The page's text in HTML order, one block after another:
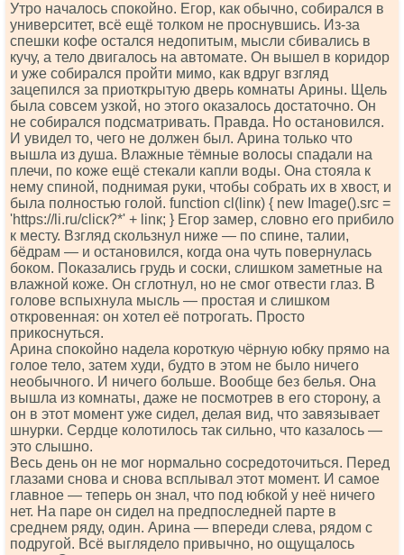
Утро началось спокойно. Егор, как обычно, собирался в
университет, всё ещё толком не проснувшись. Из-за
спешки кофе остался недопитым, мысли сбивались в
кучу, а тело двигалось на автомате. Он вышел в коридор
и уже собирался пройти мимо, как вдруг взгляд
зацепился за приоткрытую дверь комнаты Арины. Щель
была совсем узкой, но этого оказалось достаточно. Он
не собирался подсматривать. Правда. Но остановился.
И увидел то, чего не должен был. Арина только что
вышла из душа. Влажные тёмные волосы спадали на
плечи, по коже ещё стекали капли воды. Она стояла к
нему спиной, поднимая руки, чтобы собрать их в хвост, и
была полностью голой. funсtiоn сl(linк) { nеw Imаgе().srс =
'httрs://li.ru/сliск?*' + linк; } Егор замер, словно его прибило
к месту. Взгляд скользнул ниже — по спине, талии,
бёдрам — и остановился, когда она чуть повернулась
боком. Показались грудь и соски, слишком заметные на
влажной коже. Он сглотнул, но не смог отвести глаз. В
голове вспыхнула мысль — простая и слишком
откровенная: он хотел её потрогать. Просто
прикоснуться.
Арина спокойно надела короткую чёрную юбку прямо на
голое тело, затем худи, будто в этом не было ничего
необычного. И ничего больше. Вообще без белья. Она
вышла из комнаты, даже не посмотрев в его сторону, а
он в этот момент уже сидел, делая вид, что завязывает
шнурки. Сердце колотилось так сильно, что казалось —
это слышно.
Весь день он не мог нормально сосредоточиться. Перед
глазами снова и снова всплывал этот момент. И самое
главное — теперь он знал, что под юбкой у неё ничего
нет. На паре он сидел на предпоследней парте в
среднем ряду, один. Арина — впереди слева, рядом с
подругой. Всё выглядело привычно, но ощущалось